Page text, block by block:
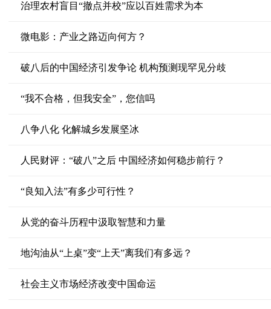
治理农村盲目“撤点并校”应以百姓需求为本
微电影：产业之路迈向何方？
破八后的中国经济引发争论 机构预测现罕见分歧
“我不合格，但我安全”，您信吗
八争八化 化解城乡发展坚冰
人民财评：“破八”之后 中国经济如何稳步前行？
“良知入法”有多少可行性？
从党的奋斗历程中汲取智慧和力量
地沟油从“上桌”变“上天”离我们有多远？
社会主义市场经济改变中国命运